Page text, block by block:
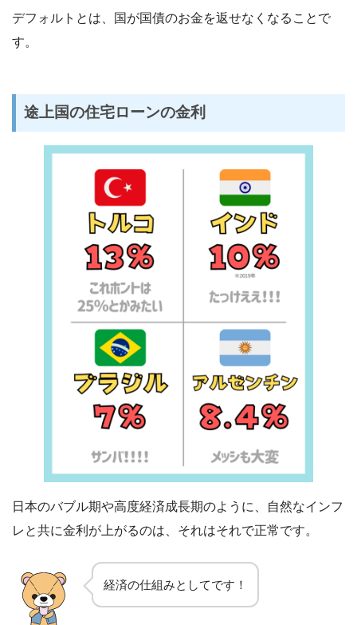
デフォルトとは、国が国債のお金を返せなくなることで
す。
途上国の住宅ローンの金利
日本のバブル期や高度経済成長期のように、自然なインフ
レと共に金利が上がるのは、それはそれで正常です。
経済の仕組みとしてです！